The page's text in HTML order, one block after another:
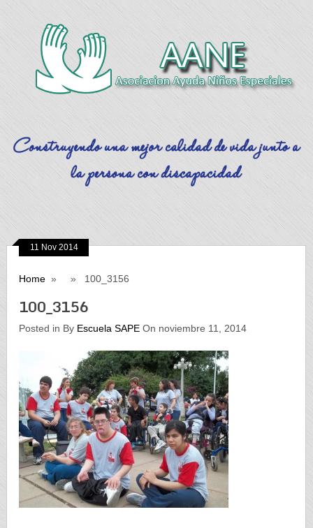
11 Nov 2014
Home » » 100_3156
100_3156
Posted in By Escuela SAPE On noviembre 11, 2014